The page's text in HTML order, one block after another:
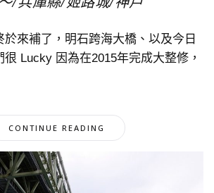
來補了，明石跨海大橋、以及今日
Lucky 因為在2015年完成大整修，
CONTINUE READING